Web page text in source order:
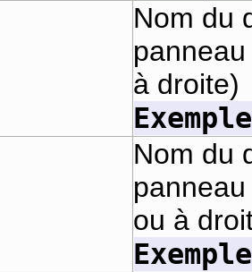
Nom du
à droite)
Nom du
ou à